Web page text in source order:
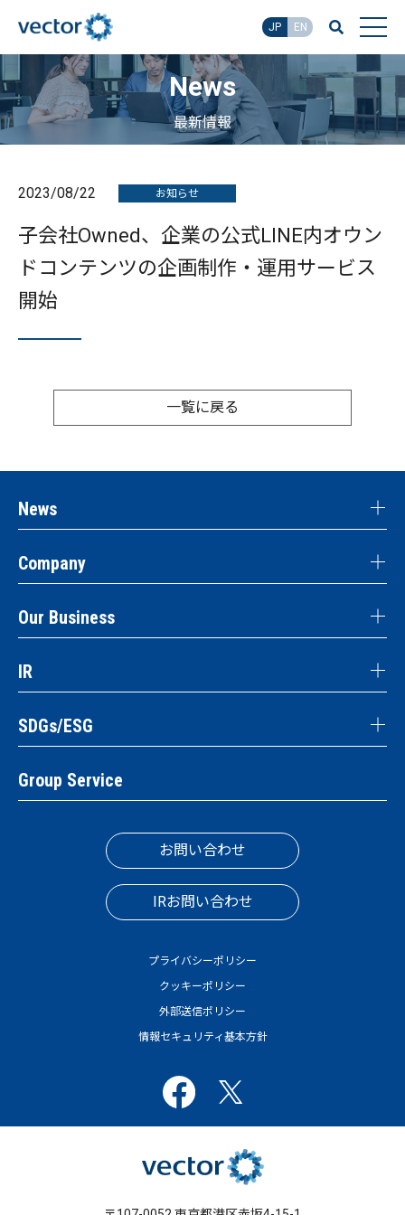
JP EN
News
最新情報
2023/08/22 お知らせ
子会社Owned、企業の公式LINE内オウン
ドコンテンツの企画制作・運用サービス
開始
一覧に戻る
News
Company
Our Business
IR
SDGs/ESG
Group Service
お問い合わせ
IRお問い合わせ
プライバシーポリシー
クッキーポリシー
外部送信ポリシー
情報セキュリティ基本方針